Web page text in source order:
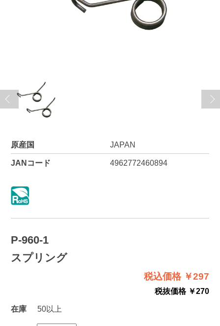
原産国 JAPAN
JANコード 4962772460894
P-960-1
スプリング
税込価格 ￥297
税抜価格 ￥270
在庫
50以上